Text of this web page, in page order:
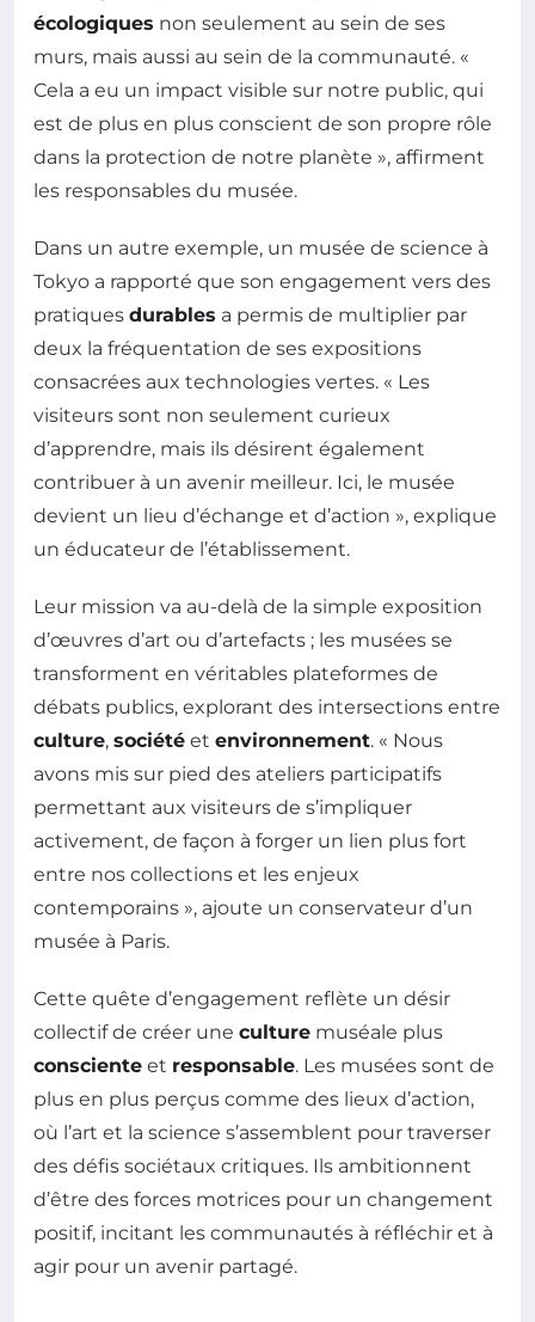
écologiques non seulement au sein de ses
murs, mais aussi au sein de la communauté. «
Cela a eu un impact visible sur notre public, qui
est de plus en plus conscient de son propre rôle
dans la protection de notre planète », affirment
les responsables du musée.
Dans un autre exemple, un musée de science à
Tokyo a rapporté que son engagement vers des
pratiques durables a permis de multiplier par
deux la fréquentation de ses expositions
consacrées aux technologies vertes. « Les
visiteurs sont non seulement curieux
d’apprendre, mais ils désirent également
contribuer à un avenir meilleur. Ici, le musée
devient un lieu d’échange et d’action », explique
un éducateur de l’établissement.
Leur mission va au-delà de la simple exposition
d’œuvres d’art ou d’artefacts ; les musées se
transforment en véritables plateformes de
débats publics, explorant des intersections entre
culture, société et environnement. « Nous
avons mis sur pied des ateliers participatifs
permettant aux visiteurs de s’impliquer
activement, de façon à forger un lien plus fort
entre nos collections et les enjeux
contemporains », ajoute un conservateur d’un
musée à Paris.
Cette quête d’engagement reflète un désir
collectif de créer une culture muséale plus
consciente et responsable. Les musées sont de
plus en plus perçus comme des lieux d’action,
où l’art et la science s’assemblent pour traverser
des défis sociétaux critiques. Ils ambitionnent
d’être des forces motrices pour un changement
positif, incitant les communautés à réfléchir et à
agir pour un avenir partagé.